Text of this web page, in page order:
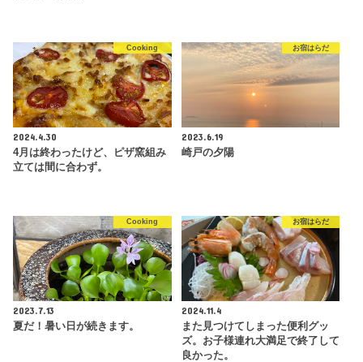
Cooking
2024.4.30
4月は終わったけど、ピザ窯組み
立ては間に合わず。
お宿はらだ
2023.6.19
崎戸の夕陽
Cooking
2023.7.13
夏だ！暑い日が続きます。
お宿はらだ
2024.11.4
また見つけてしまった便利グッ
ズ。お子様連れ大満足で終了して
良かった。